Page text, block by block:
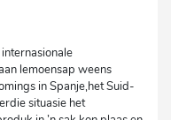
lemoensap weens
in Spanje,het Suid-
situasie het